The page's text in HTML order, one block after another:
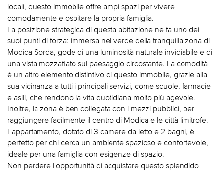
locali, questo immobile offre ampi spazi per vivere
comodamente e ospitare la propria famiglia.
La posizione strategica di questa abitazione ne fa uno dei
suoi punti di forza: immersa nel verde della tranquilla zona di
Modica Sorda, gode di una luminosità naturale invidiabile e di
una vista mozzafiato sul paesaggio circostante. La comodità
è un altro elemento distintivo di questo immobile, grazie alla
sua vicinanza a tutti i principali servizi, come scuole, farmacie
e asili, che rendono la vita quotidiana molto più agevole.
Inoltre, la zona è ben collegata con i mezzi pubblici, per
raggiungere facilmente il centro di Modica e le città limitrofe.
L'appartamento, dotato di 3 camere da letto e 2 bagni, è
perfetto per chi cerca un ambiente spazioso e confortevole,
ideale per una famiglia con esigenze di spazio.
Non perdere l'opportunità di acquistare questo splendido